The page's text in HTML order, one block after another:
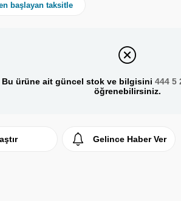
başlayan taksitle
Bu ürüne ait güncel stok ve bilgisini 444 5
öğrenebilirsiniz.
Gelince Haber Ver